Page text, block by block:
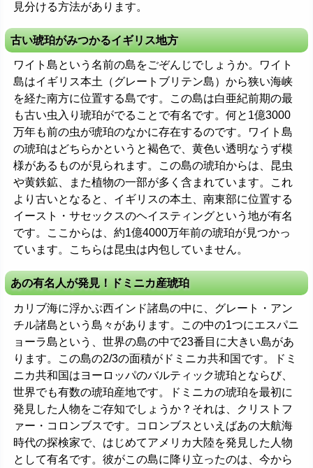
見分ける方法があります。
古い琥珀がみつかるイギリス地方
ワイト島という名前の島をごぞんじでしょうか。ワイト
島はイギリス本土（グレートブリテン島）から狭い海峡
を経た南方に位置する島です。この島は白亜紀前期の最
も古い虫入り琥珀がでることで有名です。何と1億3000
万年も前の虫が琥珀のなかに存在するのです。ワイト島
の琥珀はどちらかというと褐色で、黄色い透明なうず模
様があるものが見られます。この島の琥珀からは、昆虫
や黄鉄鉱、また植物の一部が多く含まれています。これ
より古いとなると、イギリスの本土、南東部に位置する
イースト・サセックスのヘイスティングという地が有名
です。ここからは、約1億4000万年前の琥珀が見つかっ
ています。こちらは昆虫は内包していません。
あの有名人が発見！ドミニカ産琥珀
カリブ海に浮かぶ西インド諸島の中に、グレート・アン
チル諸島という島々があります。この中の1つにエスパニ
ョーラ島という、世界の島の中で23番目に大きい島があ
ります。この島の2/3の面積がドミニカ共和国です。ドミ
ニカ共和国はヨーロッパのバルティック琥珀とならび、
世界でも有数の琥珀産地です。ドミニカの琥珀を最初に
発見した人物をご存知でしょうか？それは、クリストフ
ァー・コロンブスです。コロンブスといえばあの大航海
時代の探検家で、はじめてアメリカ大陸を発見した人物
として有名です。彼がこの島に降り立ったのは、今から